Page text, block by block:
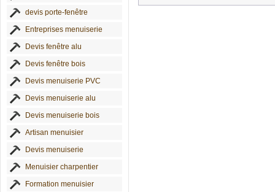
devis porte-fenêtre
Entreprises menuiserie
Devis fenêtre alu
Devis fenêtre bois
Devis menuiserie PVC
Devis menuiserie alu
Devis menuiserie bois
Artisan menuisier
Devis menuiserie
Menuisier charpentier
Formation menuisier